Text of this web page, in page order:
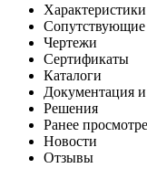
Характеристики
Сопутствующие
Чертежи
Сертификаты
Каталоги
Документация
Решения
Ранее
Новости
Отзывы